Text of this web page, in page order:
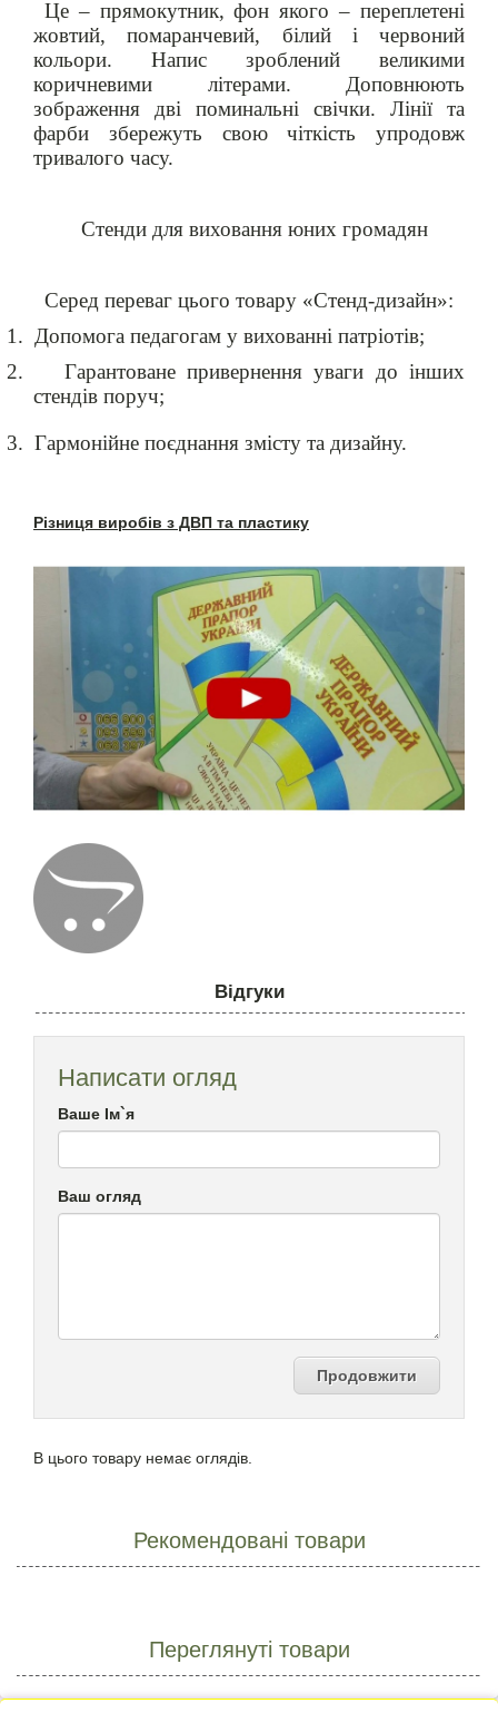
Це – прямокутник, фон якого – переплетені
жовтий, помаранчевий, білий і червоний
кольори. Напис зроблений великими
коричневими літерами. Доповнюють
зображення дві поминальні свічки. Лінії та
фарби збережуть свою чіткість упродовж
тривалого часу.
Стенди для виховання юних громадян
Серед переваг цього товару «Стенд-дизайн»:
1. Допомога педагогам у вихованні патріотів;
2.
Гарантоване привернення уваги до інших
стендів поруч;
3. Гармонійне поєднання змісту та дизайну.
Різниця виробів з ДВП та пластику
Відгуки
Написати огляд
Ваше Ім`я
Ваш огляд
Продовжити
В цього товару немає оглядів.
Рекомендовані товари
Переглянуті товари